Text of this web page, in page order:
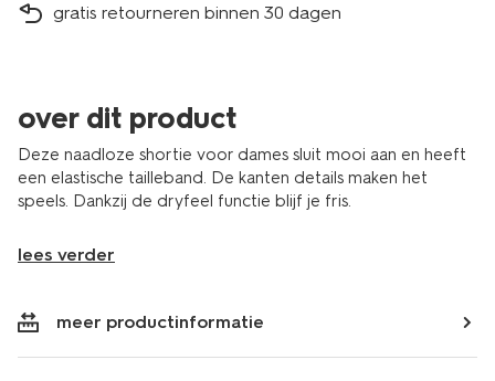
gratis retourneren binnen 30 dagen
over dit product
Deze naadloze shortie voor dames sluit mooi aan en heeft
een elastische tailleband. De kanten details maken het
speels. Dankzij de dryfeel functie blijf je fris.
lees verder
meer productinformatie